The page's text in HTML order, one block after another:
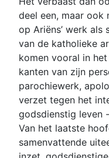
deel een, maar ook
op Ariëns’ werk als
van de katholieke
komen vooral in
kanten van zijn
parochiewerk,
verzet tegen het
godsdienstig leven
Van het laatste
samenvattende